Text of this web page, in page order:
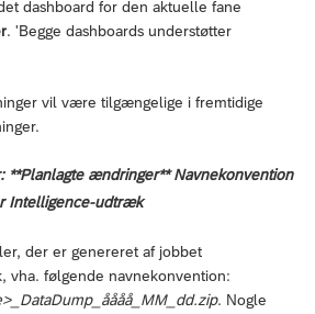
dashboard for den aktuelle fane
. 'Begge dashboards understøtter
vil være tilgængelige i fremtidige
**Planlagte ændringer** Navnekonvention
Intelligence-udtræk
der er genereret af jobbet
vha. følgende navnekonvention:
. Nogle